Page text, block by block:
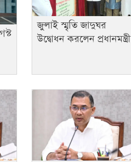
জুলাই স্মৃতি জাদুঘর
উদ্বোধন করলেন প্রধানমন্ত্রী